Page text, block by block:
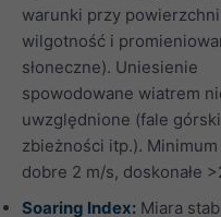
warunki przy powierzchni
wilgotność i
słoneczne). Uniesienie
spowodowane wiatrem
uwzględnione (fale
zbieżności itp.). Minimum
dobre 2 m/s, doskonałe
Soaring Index: Miara